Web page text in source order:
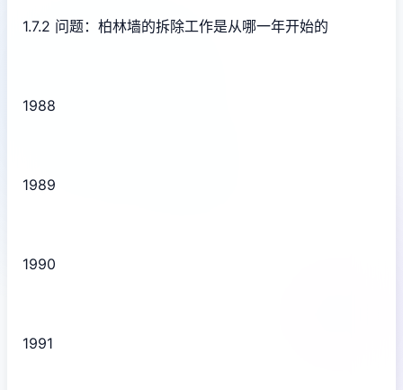
1.7.2 问题：柏林墙的拆除工作是从哪一年开始的
1988
1989
1990
1991